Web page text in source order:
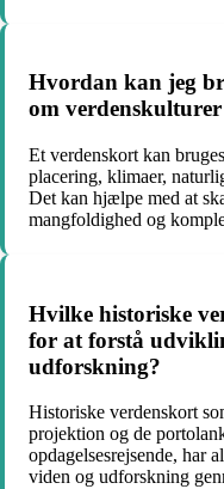
Hvordan kan jeg
om
Et verdenskort kan
placering, klimaer,
Det kan hjælpe med at
mangfoldighed og
Hvilke historiske
for at forstå
udforskning?
Historiske verdenskort
projektion og de
opdagelsesrejsende, har
viden og udforskning